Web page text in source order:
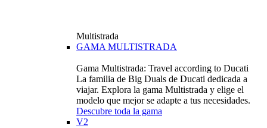
Multistrada
GAMA MULTISTRADA
Gama Multistrada: Travel according to Ducati
La familia de Big Duals de Ducati dedicada a
viajar. Explora la gama Multistrada y elige el
modelo que mejor se adapte a tus necesidades.
Descubre toda la gama
V2